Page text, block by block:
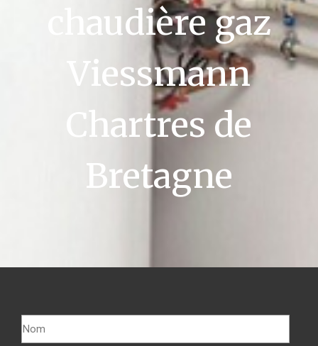
chaudière gaz
Viessmann
Chartres de
Bretagne